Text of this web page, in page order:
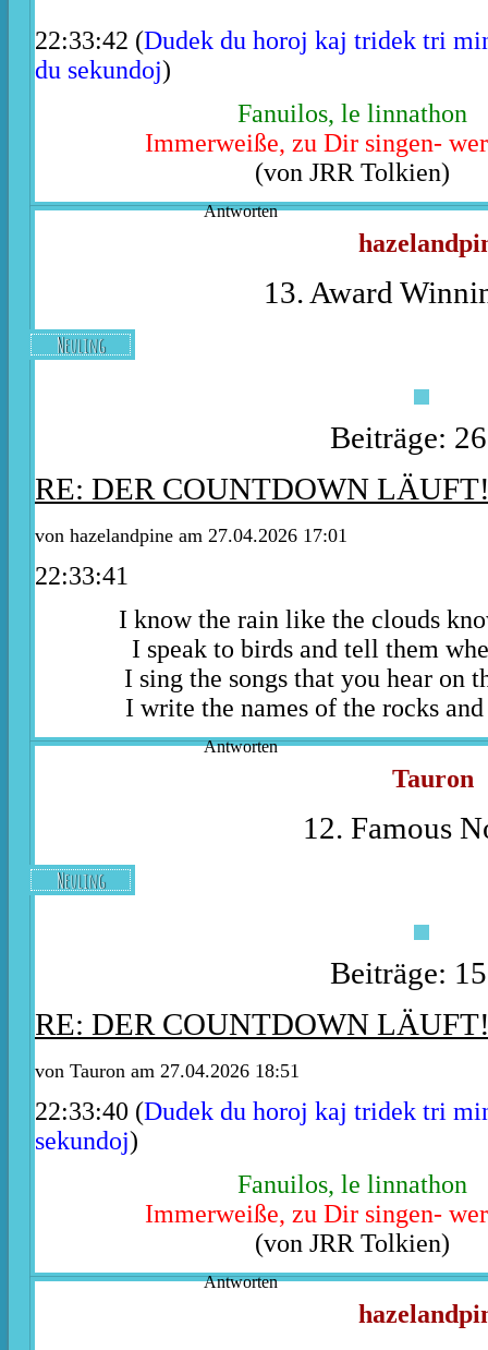
22:33:42 (Dudek du horoj kaj tridek tri
du sekundoj)
Fanuilos, le linnathon
Immerweiße, zu Dir singen-
(von JRR Tolkien)
Antworten
13. Award
Neuling
Beiträge:
RE: DER COUNTDOWN
von hazelandpine am 27.04.2026 17:01
22:33:41
I know the rain like the clouds
I speak to birds and tell them
I sing the songs that you hear on
I write the names of the rocks
Antworten
Tauron
12. Famous
Neuling
Beiträge:
RE: DER COUNTDOWN
von Tauron am 27.04.2026 18:51
22:33:40 (Dudek du horoj kaj tridek tri
sekundoj)
Fanuilos, le linnathon
Immerweiße, zu Dir singen-
(von JRR Tolkien)
Antworten